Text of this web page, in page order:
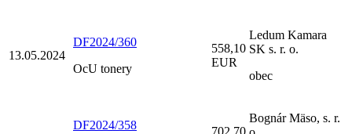
13.05.2024
DF2024/360
OcU tonery
558,10
EUR
Ledum Kamara
SK s. r. o.
obec
DF2024/358 702,70
Bognár Mäso, s. r.